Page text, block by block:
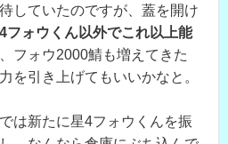
していたのですが、蓋を開け
フォウくん以外でこれ以上能
フォウ2000鯖も増えてきた
を引き上げてもいいかなと。
は新たに星4フォウくんを振